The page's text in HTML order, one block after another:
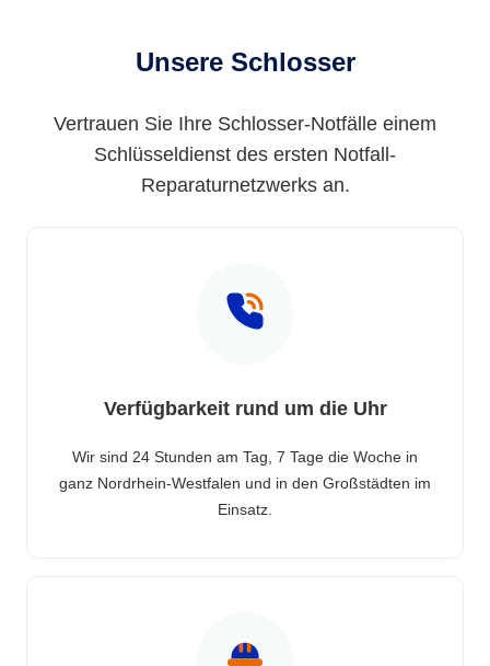
Unsere Schlosser
Vertrauen Sie Ihre Schlosser-Notfälle einem
Schlüsseldienst des ersten Notfall-
Reparaturnetzwerks an.
Verfügbarkeit rund um die Uhr
Wir sind 24 Stunden am Tag, 7 Tage die Woche in
ganz Nordrhein-Westfalen und in den Großstädten im
Einsatz.